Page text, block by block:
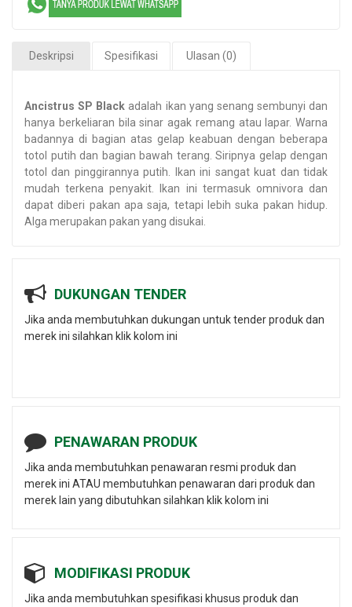
Deskripsi Spesifikasi Ulasan (0)
Ancistrus SP Black adalah ikan yang senang sembunyi dan
hanya berkeliaran bila sinar agak remang atau lapar. Warna
badannya di bagian atas gelap keabuan dengan beberapa
totol putih dan bagian bawah terang. Siripnya gelap dengan
totol dan pinggirannya putih. Ikan ini sangat kuat dan tidak
mudah terkena penyakit. Ikan ini termasuk omnivora dan
dapat diberi pakan apa saja, tetapi lebih suka pakan hidup.
Alga merupakan pakan yang disukai.
DUKUNGAN TENDER
Jika anda membutuhkan dukungan untuk tender produk dan
merek ini silahkan klik kolom ini
PENAWARAN PRODUK
Jika anda membutuhkan penawaran resmi produk dan
merek ini ATAU membutuhkan penawaran dari produk dan
merek lain yang dibutuhkan silahkan klik kolom ini
MODIFIKASI PRODUK
Jika anda membutuhkan spesifikasi khusus produk dan